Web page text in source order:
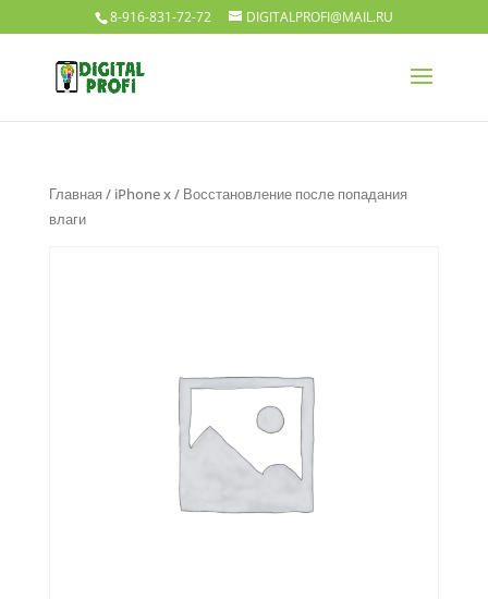
8-916-831-72-72 DIGITALPROFI@MAIL.RU
Главная / iPhone x/ Восстановление после попадания
влаги